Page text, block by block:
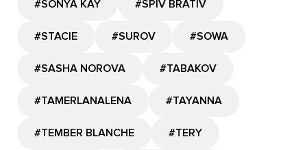
#SONYA KAY #SPIV BRATIV
#STACIE #SUROV #SOWA
#SASHA NOROVA #TABAKOV
#TAMERLANALENA #TAYANNA
#TEMBER BLANCHE #TERY